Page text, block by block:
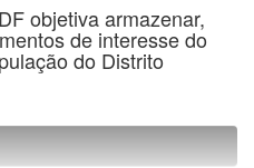
objetiva armazenar,
de interesse do
do Distrito